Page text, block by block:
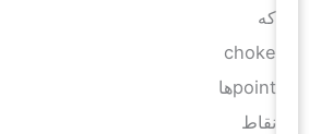
choke
pointها
نقاط